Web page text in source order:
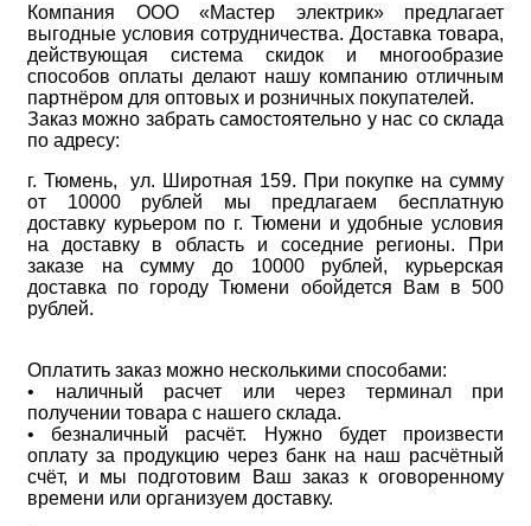
Компания ООО «Мастер электрик» предлагает
выгодные условия сотрудничества. Доставка товара,
действующая система скидок и многообразие
способов оплаты делают нашу компанию отличным
партнёром для оптовых и розничных покупателей.
Заказ можно забрать самостоятельно у нас со склада
по адресу:
г. Тюмень, ул. Широтная 159. При покупке на сумму
от 10000 рублей мы предлагаем бесплатную
доставку курьером по г. Тюмени и удобные условия
на доставку в область и соседние регионы. При
заказе на сумму до 10000 рублей, курьерская
доставка по городу Тюмени обойдется Вам в 500
рублей.
Оплатить заказ можно несколькими способами:
• наличный расчет или через терминал при
получении товара с нашего склада.
• безналичный расчёт. Нужно будет произвести
оплату за продукцию через банк на наш расчётный
счёт, и мы подготовим Ваш заказ к оговоренному
времени или организуем доставку.